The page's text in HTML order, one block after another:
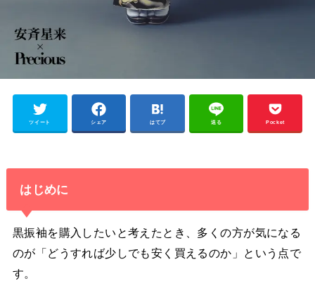
ツイート シェア はてブ 送る Pocket
はじめに
黒振袖を購入したいと考えたとき、多くの方が気になる
のが「どうすれば少しでも安く買えるのか」という点で
す。